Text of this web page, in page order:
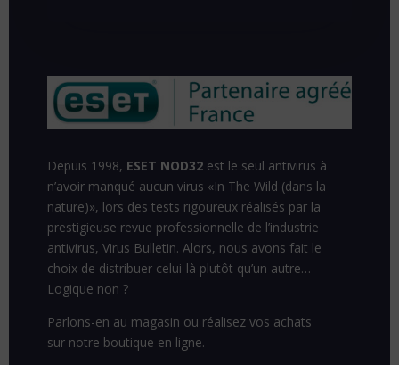
Depuis 1998, ESET NOD32est le seul antivirus à
n’avoir manqué aucun virus «In The Wild (dans la
nature)», lors des tests rigoureux réalisés par la
prestigieuse revue professionnelle de l’industrie
antivirus, Virus Bulletin. Alors, nous avons fait le
choix de distribuer celui-là plutôt qu’un autre…
Logique non ?
Parlons-en au magasin ou réalisez vos achats
sur notre boutique en ligne.